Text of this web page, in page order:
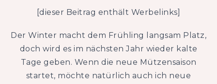
[dieser Beitrag enthält Werbelinks]
Der Winter macht dem Frühling langsam Platz,
doch wird es im nächsten Jahr wieder kalte
Tage geben. Wenn die neue Mützensaison
startet, möchte natürlich auch ich neue